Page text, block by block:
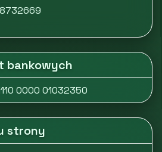
bankowych
0000 01032350
strony